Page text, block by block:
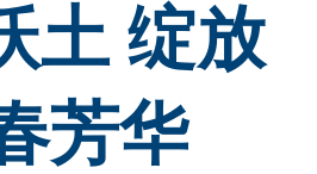
土 绽放
芳华